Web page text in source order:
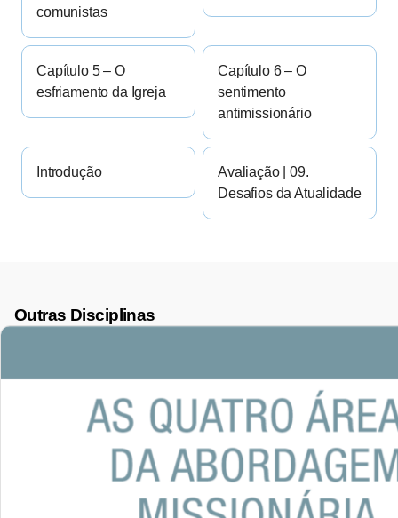
comunistas
Capítulo 5 – O
esfriamento da Igreja
Capítulo 6 – O
sentimento
antimissionário
Introdução
Avaliação | 09.
Desafios da Atualidade
Outras Disciplinas